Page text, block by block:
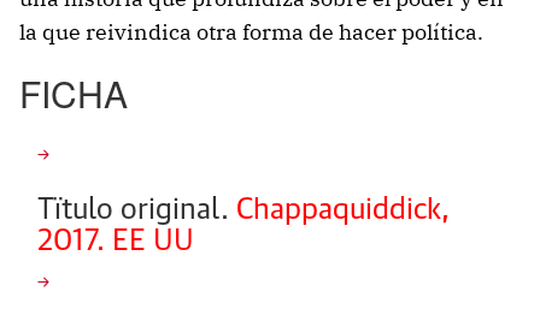
la que reivindica otra forma de hacer política.
FICHA
Tïtulo original. Chappaquiddick,
2017. EE UU